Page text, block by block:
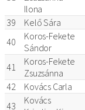
Ilona
39 Kelő Sára
40
Koros-Fekete
Sándor
41
Koros-Fekete
Zsuzsánna
42
Kovács Carla
43
Kovács